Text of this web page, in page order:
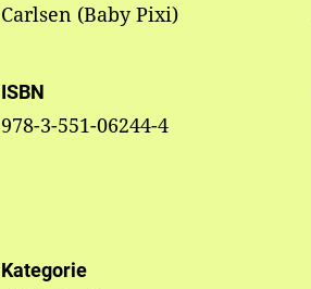
Carlsen (Baby Pixi)
ISBN
978-3-551-06244-4
Kategorie